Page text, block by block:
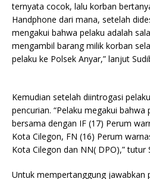
ternyata cocok, lalu korban
Handphone dari mana, setelah
mengakui bahwa pelaku adalah
mengambil barang milik korban
pelaku ke Polsek Anyar,” lanjut
Kemudian setelah diintrogasi
pencurian. “Pelaku megakui
bersama dengan IF (17) Perum
Kota Cilegon, FN (16) Perum
Kota Cilegon dan NN( DPO),” tutur
Untuk mempertanggung jawabkan